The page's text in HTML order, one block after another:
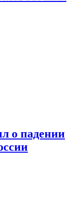
о падении